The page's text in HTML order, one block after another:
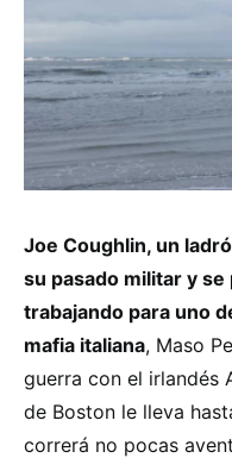
Joe Coughlin, un
su pasado militar y se
trabajando para uno
mafia italiana, Maso
guerra con el irlandés
de Boston le lleva
correrá no pocas